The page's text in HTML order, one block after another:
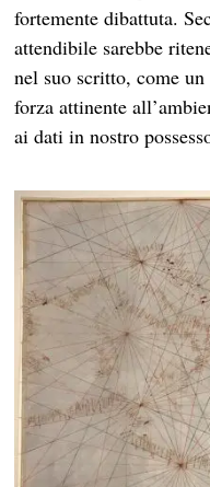
fortemente dibattuta.
attendibile sarebbe
nel suo scritto, come
forza attinente
ai dati in nostro